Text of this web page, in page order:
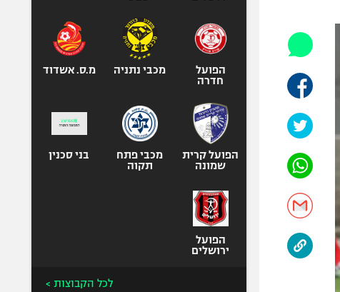
אופניים
ספורט מוטורי
כדורמים
בייסבול MLB
ספורט אתגרי
אומנויות לחימה
הפועל
חדרה
מכבי נתניה מ.ס. אשדוד
הפועל קרית
שמונה
מכבי פתח
תקוה
בני סכנין
הפועל
ירושלים
לכל הקבוצות >